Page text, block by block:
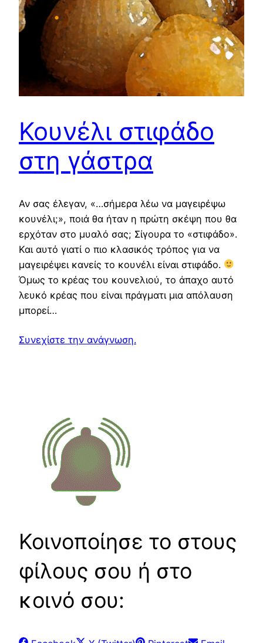
•
•
•
Κουνέλι στιφάδο
στη γάστρα
Αν σας έλεγαν, «…σήμερα λέω να μαγειρέψω
κουνέλι;», ποιά θα ήταν η πρώτη σκέψη που θα
ερχόταν στο μυαλό σας; Σίγουρα το «στιφάδο».
Και αυτό γιατί ο πιο κλασικός τρόπος για να
μαγειρέψει κανείς το κουνέλι είναι στιφάδο.
Όμως το κρέας του κουνελιού, το άπαχο αυτό
λευκό κρέας που είναι πράγματι μια απόλαυση
μπορεί…
Συνεχίστε την ανάγνωση.
Κοινοποίησε το στους
φίλους σου ή στο
κοινό σου: